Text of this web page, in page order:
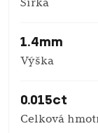
Šírka
1.4mm
Výška
0.015ct
Celková